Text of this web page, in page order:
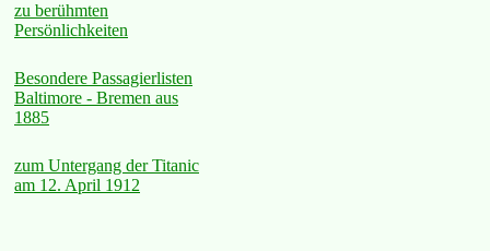
zu berühmten
Persönlichkeiten
Besondere Passagierlisten
Baltimore - Bremen aus
1885
zum Untergang der Titanic
am 12. April 1912